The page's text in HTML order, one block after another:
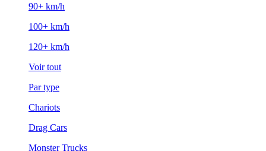
90+ km/h
100+ km/h
120+ km/h
Voir tout
Par type
Chariots
Drag Cars
Monster Trucks